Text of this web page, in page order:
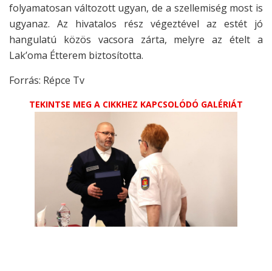
folyamatosan változott ugyan, de a szellemiség most is
ugyanaz. Az hivatalos rész végeztével az estét jó
hangulatú közös vacsora zárta, melyre az ételt a
Lak’oma Étterem biztosította.
Forrás: Répce Tv
TEKINTSE MEG A CIKKHEZ KAPCSOLÓDÓ GALÉRIÁT